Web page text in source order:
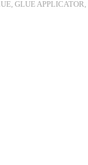
GLUE APPLICATOR